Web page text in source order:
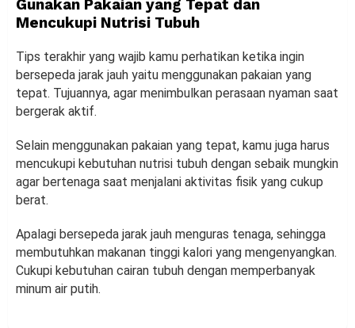
Gunakan Pakaian yang Tepat dan
Mencukupi Nutrisi Tubuh
Tips terakhir yang wajib kamu perhatikan ketika ingin
bersepeda jarak jauh yaitu menggunakan pakaian yang
tepat. Tujuannya, agar menimbulkan perasaan nyaman saat
bergerak aktif.
Selain menggunakan pakaian yang tepat, kamu juga harus
mencukupi kebutuhan nutrisi tubuh dengan sebaik mungkin
agar bertenaga saat menjalani aktivitas fisik yang cukup
berat.
Apalagi bersepeda jarak jauh menguras tenaga, sehingga
membutuhkan makanan tinggi kalori yang mengenyangkan.
Cukupi kebutuhan cairan tubuh dengan memperbanyak
minum air putih.